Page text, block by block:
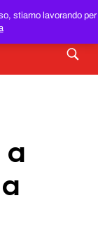
stiamo lavorando per
AL MIGLIOR
a